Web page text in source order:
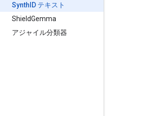
SynthID テキスト
ShieldGemma
アジャイル分類器